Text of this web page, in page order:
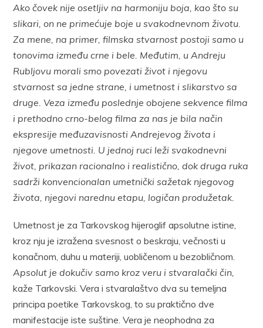
Ako čovek nije osetljiv na harmoniju boja, kao što su
slikari, on ne primećuje boje u svakodnevnom životu.
Za mene, na primer, filmska stvarnost postoji samo u
tonovima između crne i bele. Međutim, u Andreju
Rubljovu morali smo povezati život i njegovu
stvarnost sa jedne strane, i umetnost i slikarstvo sa
druge. Veza između poslednje obojene sekvence filma
i prethodno crno-belog filma za nas je bila način
ekspresije međuzavisnosti Andrejevog života i
njegove umetnosti. U jednoj ruci leži svakodnevni
život, prikazan racionalno i realistično, dok druga ruka
sadrži konvencionalan umetnički sažetak njegovog
života, njegovi narednu etapu, logičan produžetak.
Umetnost je za Tarkovskog hijeroglif apsolutne istine,
kroz nju je izražena svesnost o beskraju, večnosti u
konačnom, duhu u materiji, uobličenom u bezobličnom.
Apsolut je dokučiv samo kroz veru i stvaralački čin,
kaže Tarkovski. Vera i stvaralaštvo dva su temeljna
principa poetike Tarkovskog, to su praktično dve
manifestacije iste suštine. Vera je neophodna za